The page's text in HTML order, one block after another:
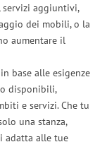
aggiuntivi,
dei mobili, o la
aumentare il
base alle esigenze
disponibili,
e servizi. Che tu
una stanza,
adatta alle tue